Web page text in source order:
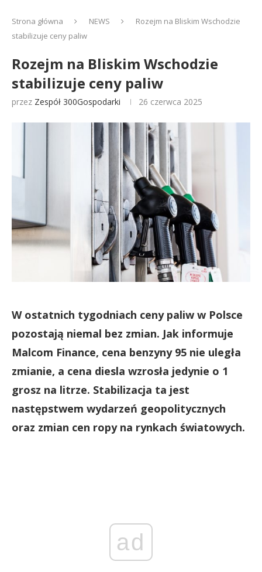
Strona główna NEWS
Rozejm na Bliskim Wschodzie
stabilizuje ceny paliw
Rozejm na Bliskim Wschodzie
stabilizuje ceny paliw
przez Zespół 300Gospodarki 26 czerwca 2025
W ostatnich tygodniach ceny paliw w Polsce
pozostają niemal bez zmian. Jak informuje
Malcom Finance, cena benzyny 95 nie uległa
zmianie, a cena diesla wzrosła jedynie o 1
grosz na litrze. Stabilizacja ta jest
następstwem wydarzeń geopolitycznych
oraz zmian cen ropy na rynkach światowych.
ad